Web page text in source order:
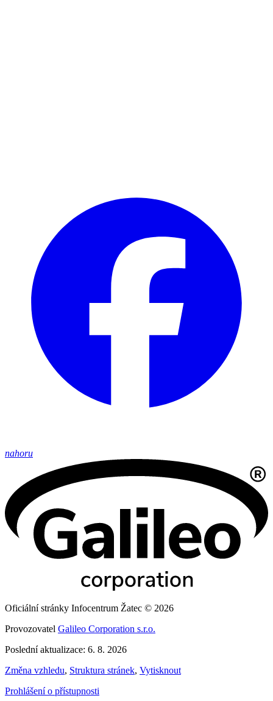
nahoru
Oficiální stránky Infocentrum Žatec © 2026
Provozovatel Galileo Corporation s.r.o.
Poslední aktualizace: 6. 8. 2026
Změna vzhledu, Struktura stránek, Vytisknout
Prohlášení o přístupnosti